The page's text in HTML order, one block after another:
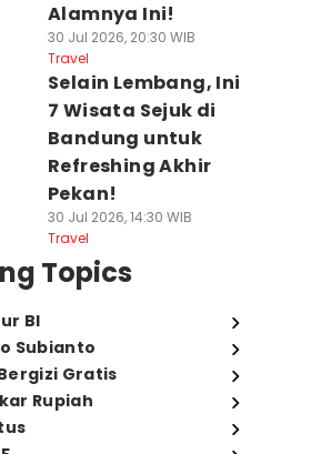
Alamnya Ini!
30 Jul 2026, 20:30 WIB
Travel
Selain Lembang, Ini
7 Wisata Sejuk di
Bandung untuk
Refreshing Akhir
Pekan!
30 Jul 2026, 14:30 WIB
Travel
Topics
BI
Subianto
Gratis
Rupiah